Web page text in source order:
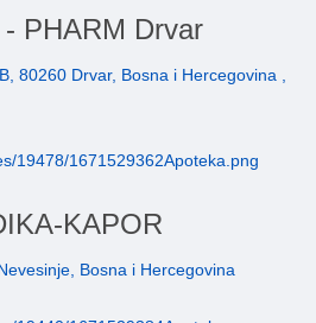
PHARM Drvar
80260 Drvar, Bosna i Hercegovina ,
KAPOR
Bosna i Hercegovina